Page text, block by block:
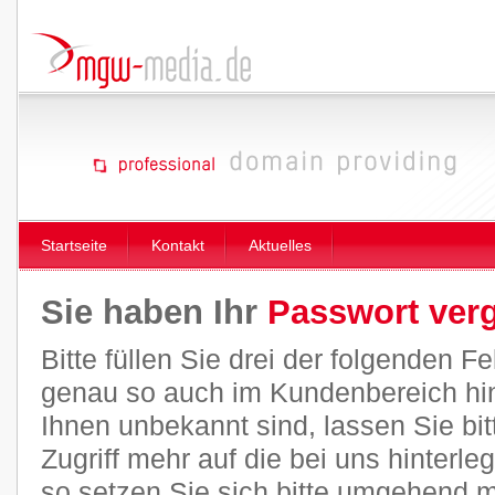
Startseite Kontakt Aktuelles
Sie haben Ihr Passwort
Bitte füllen Sie drei der folgenden
genau so auch im Kundenbereich
Ihnen unbekannt sind, lassen Sie
Zugriff mehr auf die bei uns